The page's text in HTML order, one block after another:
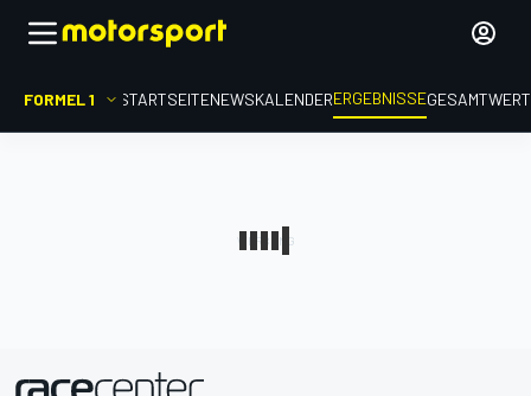
FORMEL 1 STARTSEITENEWSKALENDERERGEBNISSE